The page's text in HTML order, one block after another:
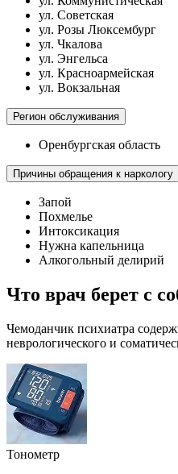
ул. Советская
ул. Розы Люксембург
ул. Чкалова
ул. Энгельса
ул. Красноармейская
ул. Вокзальная
Регион обслуживания
Оренбургская область
Причины обращения к наркологу
Запой
Похмелье
Интоксикация
Нужна капельница
Алкогольный делирий
Что врач берет с
Чемоданчик психиатра
неврологического и
Тонометр